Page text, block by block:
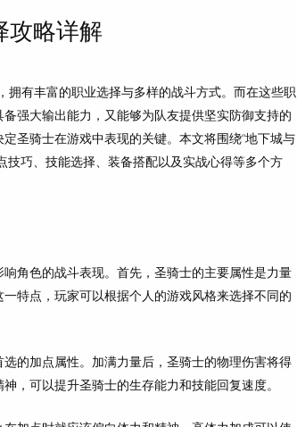
攻略详解
拥有丰富的职业选择与多样的战斗方式。而在这些职
强大输出能力，又能够为队友提供坚实防御支持的
圣骑士在游戏中表现的关键。本文将围绕“地下城与
技巧、技能选择、装备搭配以及实战心得等多个方
角色的战斗表现。首先，圣骑士的主要属性是力量
特点，玩家可以根据个人的游戏风格来选择不同的
的加点属性。加满力量后，圣骑士的物理伤害将得
，可以提升圣骑士的生存能力和技能回复速度。